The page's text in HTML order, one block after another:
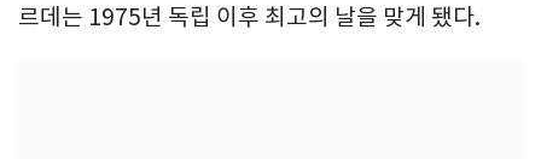
르데는 1975년 독립 이후 최고의 날을 맞게 됐다.